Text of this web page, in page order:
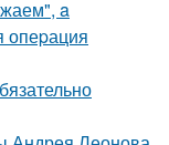
a
опеpация